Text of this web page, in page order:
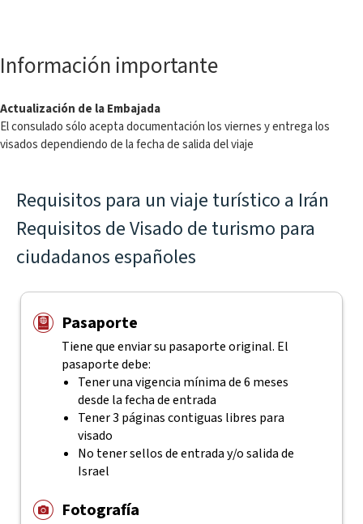
Información importante
Actualización de la Embajada
El consulado sólo acepta documentación los viernes y entrega los
visados dependiendo de la fecha de salida del viaje
Requisitos para un viaje turístico a Irán
Requisitos de Visado de turismo para
ciudadanos españoles
Pasaporte
Tiene que enviar su pasaporte original. El
pasaporte debe:
Tener una vigencia mínima de 6 meses
desde la fecha de entrada
Tener 3 páginas contiguas libres para
visado
No tener sellos de entrada y/o salida de
Israel
Fotografía